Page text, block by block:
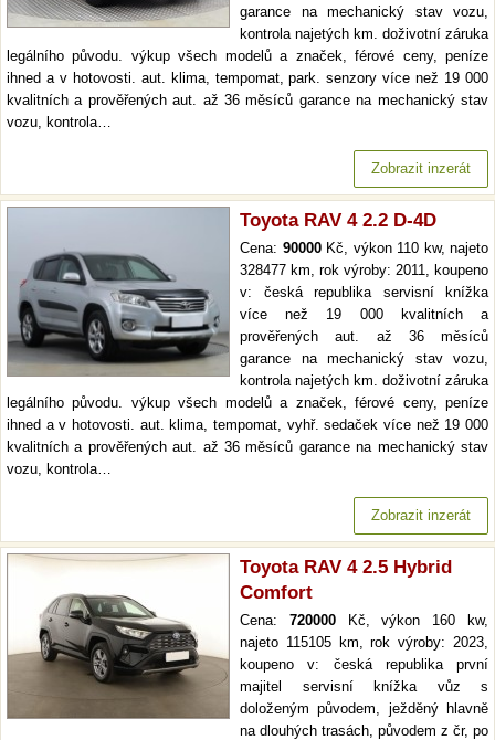
garance na mechanický stav vozu,
kontrola najetých km. doživotní záruka
legálního původu. výkup všech modelů a značek, férové ceny, peníze
ihned a v hotovosti. aut. klima, tempomat, park. senzory více než 19 000
kvalitních a prověřených aut. až 36 měsíců garance na mechanický stav
vozu, kontrola…
Zobrazit inzerát
Toyota RAV 4 2.2 D-4D
Cena: 90000Kč, výkon 110 kw, najeto
328477 km, rok výroby: 2011, koupeno
v: česká republika servisní knížka
více než 19 000 kvalitních a
prověřených aut. až 36 měsíců
garance na mechanický stav vozu,
kontrola najetých km. doživotní záruka
legálního původu. výkup všech modelů a značek, férové ceny, peníze
ihned a v hotovosti. aut. klima, tempomat, vyhř. sedaček více než 19 000
kvalitních a prověřených aut. až 36 měsíců garance na mechanický stav
vozu, kontrola…
Zobrazit inzerát
Toyota RAV 4 2.5 Hybrid
Comfort
Cena: 720000Kč, výkon 160 kw,
najeto 115105 km, rok výroby: 2023,
koupeno v: česká republika první
majitel servisní knížka vůz s
doloženým původem, ježděný hlavně
na dlouhých trasách, původem z čr, po